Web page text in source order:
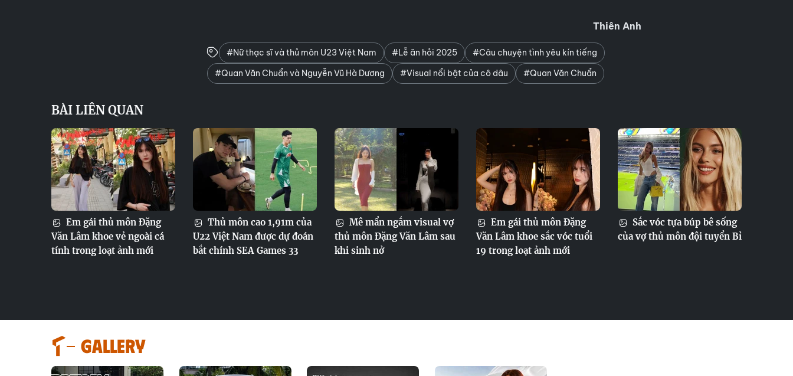
Thiên Anh
#Nữ thạc sĩ và thủ môn U23 Việt Nam #Lễ ăn hỏi 2025
#Câu chuyện tình yêu kín tiếng
#Quan Văn Chuẩn và Nguyễn Vũ Hà Dương
#Visual nổi bật của cô dâu #Quan Văn Chuẩn
BÀI LIÊN QUAN
Em gái thủ môn Đặng
Văn Lâm khoe vẻ ngoài cá
tính trong loạt ảnh mới
Thủ môn cao 1,91m của
U22 Việt Nam được dự đoán
bắt chính SEA Games 33
Mê mẩn ngắm visual vợ
thủ môn Đặng Văn Lâm sau
khi sinh nở
Em gái thủ môn Đặng
Văn Lâm khoe sắc vóc tuổi
19 trong loạt ảnh mới
Sắc vóc tựa búp bê sống
của vợ thủ môn đội tuyển Bỉ
GALLERY